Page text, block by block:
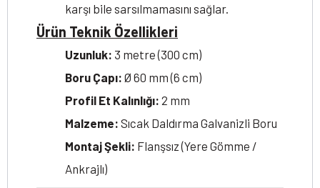
karşı bile sarsılmamasını sağlar.
Ürün Teknik Özellikleri
Uzunluk: 3 metre (300 cm)
Boru Çapı: Ø 60 mm (6 cm)
Profil Et Kalınlığı: 2 mm
Malzeme: Sıcak Daldırma Galvanizli Boru
Montaj Şekli: Flanşsız (Yere Gömme /
Ankrajlı)